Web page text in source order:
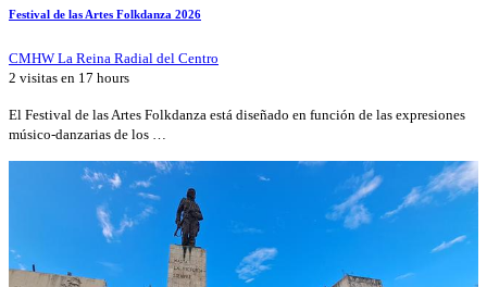
Festival de las Artes Folkdanza 2026
CMHW La Reina Radial del Centro
2 visitas en 17 hours
El Festival de las Artes Folkdanza está diseñado en función de las expresiones
músico-danzarias de los …